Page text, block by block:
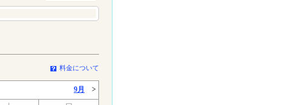
料金について
9月 >